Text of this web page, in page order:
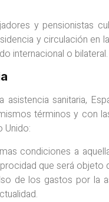
y pensionistas
y circulación en
internacional o bilateral.
sanitaria,
términos y con
Unido:
condiciones a
que será
de los gastos por la